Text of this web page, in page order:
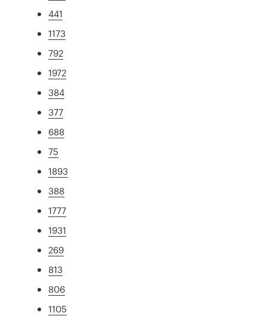
441
1173
792
1972
384
377
688
75
1893
388
1777
1931
269
813
806
1105